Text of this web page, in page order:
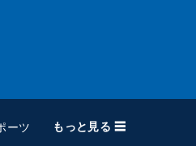
ーツ もっと見る ☰